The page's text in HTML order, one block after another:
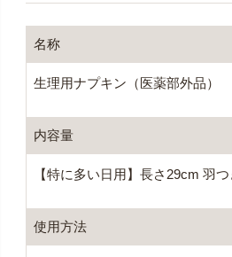
名称
生理用ナプキン（医薬部外品）
内容量
【特に多い日用】長さ29cm 羽
使用方法